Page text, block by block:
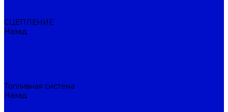
СЦЕПЛЕНИЕ
Назад
Топливная система
Назад